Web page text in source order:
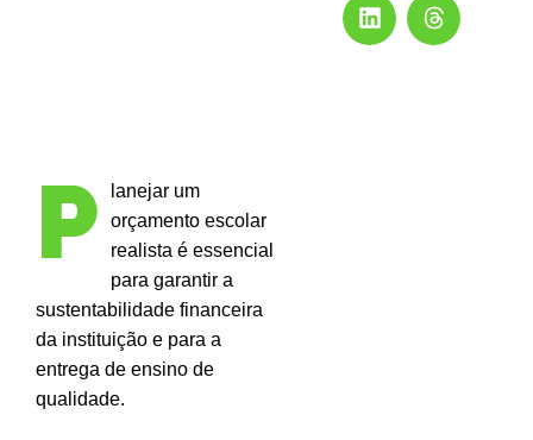
P
lanejar um
orçamento escolar
realista é essencial
para garantir a
sustentabilidade financeira
da instituição e para a
entrega de ensino de
qualidade.